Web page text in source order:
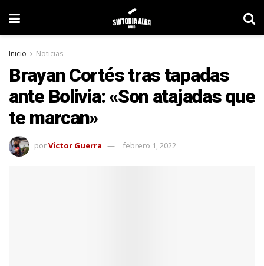
Inicio Noticias
Brayan Cortés tras tapadas
ante Bolivia: «Son atajadas que
te marcan»
porVictor Guerra febrero 1, 2022